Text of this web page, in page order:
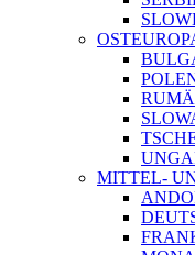
MITTEL-